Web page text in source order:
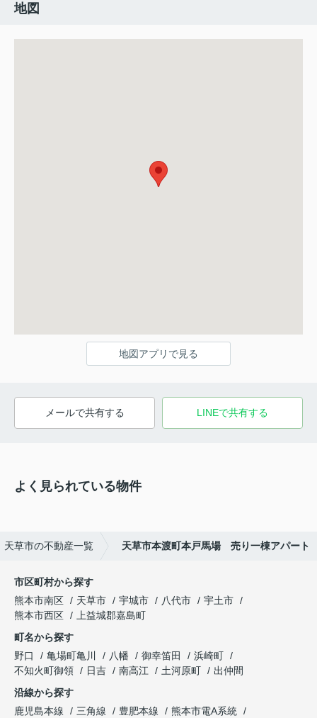
地図
地図アプリで見る
メールで共有する LINEで共有する
よく見られている物件
天草市の不動産一覧 天草市本渡町本戸馬場 売り一棟アパート
市区町村から探す
熊本市南区
天草市 宇城市 八代市
宇土市
熊本市西区
上益城郡嘉島町
町名から探す
野口
亀場町亀川 八幡 御幸笛田
浜崎町
不知火町御領
日吉 南高江 土河原町
出仲間
沿線から探す
鹿児島本線
三角線 豊肥本線
熊本市電A系統